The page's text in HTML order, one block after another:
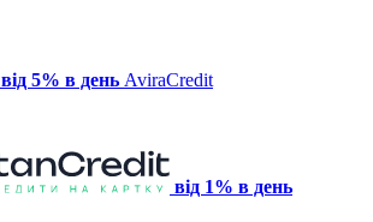
від 5% в день AviraCredit
від 1% в день